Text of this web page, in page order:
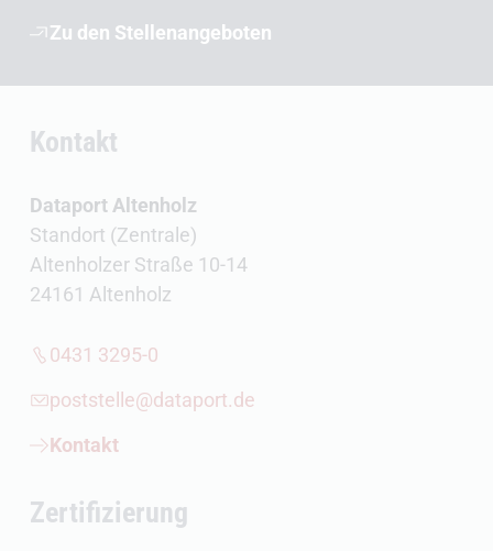
Zu den Stellenangeboten
Kontakt
Dataport Altenholz
Standort (Zentrale)
Altenholzer Straße 10-14
24161 Altenholz
0431 3295-0
poststelle@dataport.de
Kontakt
Zertifizierung